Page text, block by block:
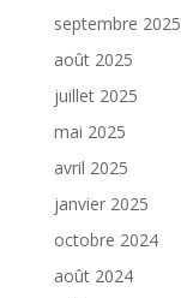
septembre 2025
août 2025
juillet 2025
mai 2025
avril 2025
janvier 2025
octobre 2024
août 2024